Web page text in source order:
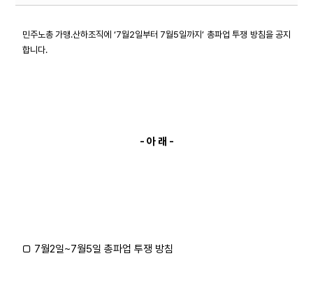
민주노총 가맹.산하조직에 ‘7월2일부터 7월5일까지’ 총파업 투쟁 방침을 공지
합니다.
- 아 래 -
□ 7월2일~7월5일 총파업 투쟁 방침
노동상담